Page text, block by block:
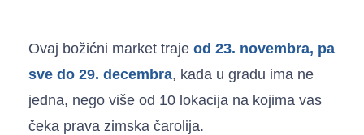
Ovaj božićni market traje od 23. novembra, pa
sve do 29. decembra, kada u gradu ima ne
jedna, nego više od 10 lokacija na kojima vas
čeka prava zimska čarolija.